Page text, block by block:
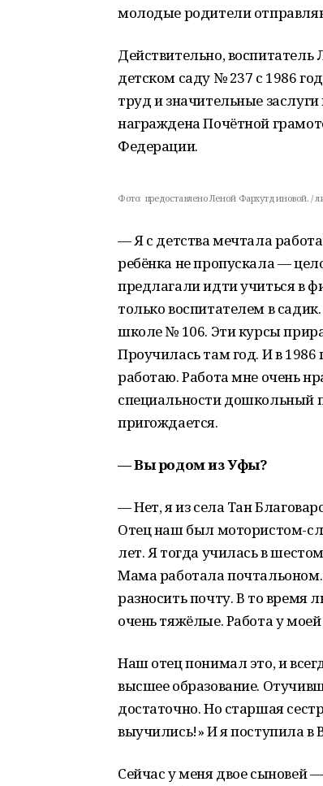
молодые родители
Действительно,
детском саду № 237 с 1986
труд и значительные заслуги
награждена Почётной
Федерации.
Фото: предоставлено Леной Фархутдиновой. /
— Я с детства мечтала
ребёнка не пропускала —
предлагали идти учиться в
только воспитателем в
школе № 106. Эти курсы
Проучилась там год. И в 1986
работаю. Работа мне очень
специальности дошкольный
пригождается.
— Вы родом из Уфы?
— Нет, я из села Тан
Отец наш был мотористом-
лет. Я тогда училась в
Мама работала
разносить почту. В то время
очень тяжёлые. Работа у
Наш отец понимал это, и
высшее образование.
достаточно. Но старшая
выучились!» И я поступила в
Сейчас у меня двое